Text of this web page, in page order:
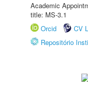
Academic
title: MS-3.1
Orcid
CV
Repositório